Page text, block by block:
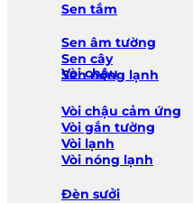
Sen tắm
Sen âm tường
Sen cây
Sen nóng lạnh
Vòi chậu
Vòi chậu cảm ứng
Vòi gắn tường
Vòi lạnh
Vòi nóng lạnh
Đèn sưởi